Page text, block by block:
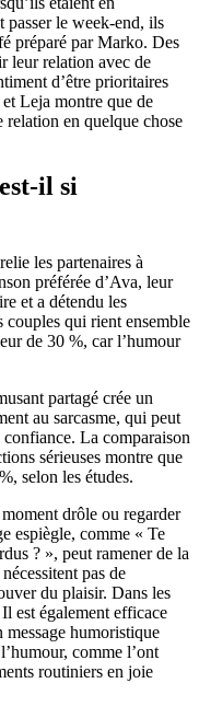
passer le week-end, ils
préparé par Marko. Des
leur relation avec de
d’être prioritaires
Leja montre que de
relation en quelque chose
il si
les partenaires à
préférée d’Ava, leur
et a détendu les
couples qui rient ensemble
de 30 %, car l’humour
partagé crée un
au sarcasme, qui peut
La comparaison
sérieuses montre que
selon les études.
drôle ou regarder
espiègle, comme « Te
? », peut ramener de la
pas de
du plaisir. Dans les
est également efficace
message humoristique
comme l’ont
routiniers en joie